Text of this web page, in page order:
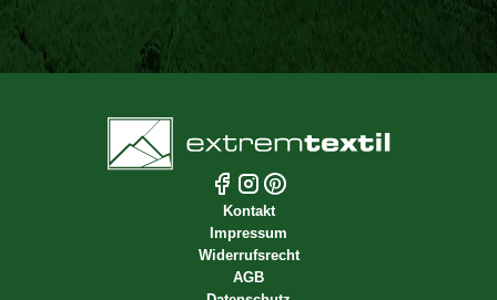
Kontakt
Impressum
Widerrufsrecht
AGB